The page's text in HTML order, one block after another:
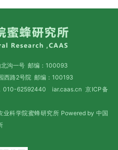
北沟一号 邮编：100093
路2号院 邮编：100193
010-62592440 iar.caas.cn 京ICP备
科学院蜜蜂研究所 Powered by 中国